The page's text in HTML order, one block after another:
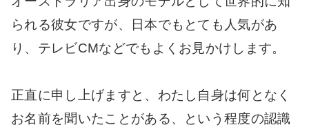
られる彼女ですが、日本でもとても人気があ
り、テレビCMなどでもよくお見かけします。
正直に申し上げますと、わたし自身は何となく
お名前を聞いたことがある、という程度の認識